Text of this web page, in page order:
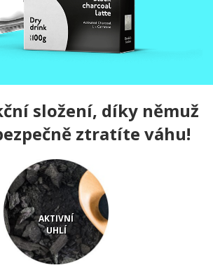
složení, díky němuž
ztratíte váhu!
AKTIVNÍ
UHLÍ